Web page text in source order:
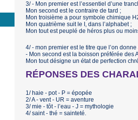
3/ - Mon premier est l’essentiel d’une
Mon second est le contraire de tard ;
Mon troisième a pour symbole chimique
Mon quatrième suit le I, dans l’alphabet ;
Mon tout est peuplé de héros plus ou
4/ - mon premier est le titre que l’on
- Mon second est la boisson préférée des
Mon tout désigne un état de perfection
RÉPONSES DES
1/ haie - pot - P = épopée
2/ A - vent - UR = aventure
3/ mie - tôt - l’eau - J = mythologie
4/ saint - thé = sainteté.